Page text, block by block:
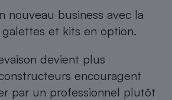
nouveau business avec la
et kits en option.
devient plus
encouragent
par un professionnel plutôt
Plaque de cuisson à
induction
Smartphone